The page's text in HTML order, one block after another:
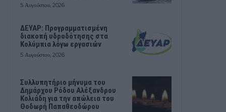
5 Αυγούστου, 2026
ΔΕΥΑΡ: Προγραμματισμένη
διακοπή υδροδότησης στα
Κολύμπια λόγω εργασιών
5 Αυγούστου, 2026
Συλλυπητήριο μήνυμα του
Δημάρχου Ρόδου Αλέξανδρου
Κολιάδη για την απώλεια του
Θοδωρή Παπαθεοδώρου